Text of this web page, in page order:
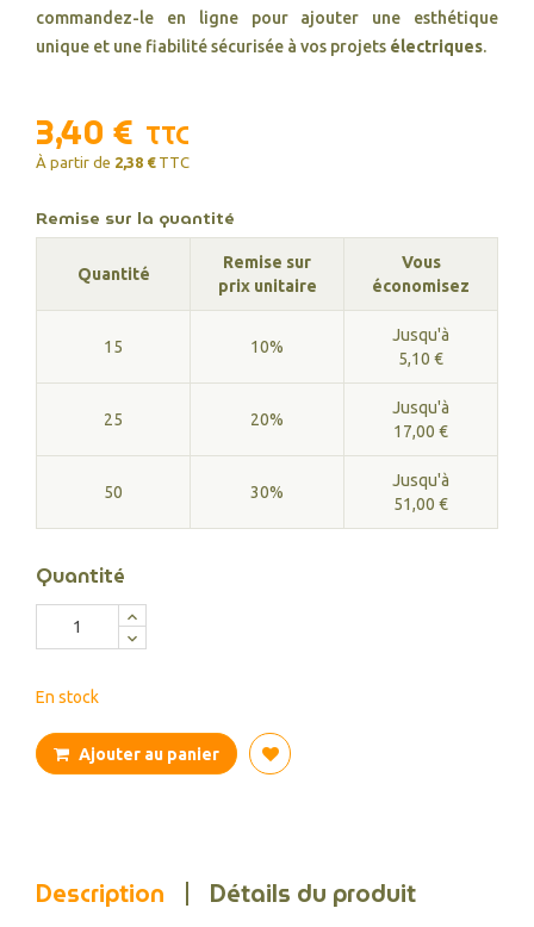
commandez-le en ligne pour ajouter une esthétique
unique et une fiabilité sécurisée à vos projets électriques.
3,40 € TTC
À partir de 2,38 € TTC
Remise sur la quantité
Quantité
Remise sur
prix unitaire
Vous
économisez
15 10%
Jusqu'à
5,10 €
25 20%
Jusqu'à
17,00 €
50 30%
Jusqu'à
51,00 €
Quantité
En stock
Ajouter au panier
Description Détails du produit